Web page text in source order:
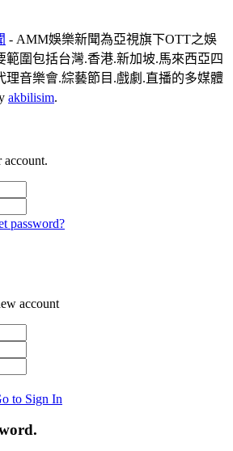
- AMM娛樂新聞為亞視旗下OTT之娛
範圍包括台灣.香港.新加坡.馬來西亞四
理音樂會.綜藝節目.戲劇.直播的多媒體
akbilisim.
password?
account
to Sign In